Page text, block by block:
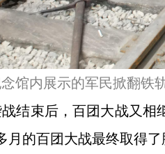
馆内展示的军民掀翻铁
结束后，百团大战又相
月的百团大战最终取得